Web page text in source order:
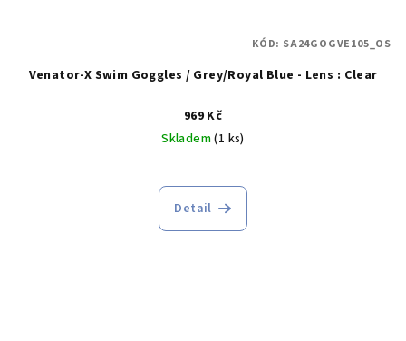
Venator-X Swim Goggles / Grey/Royal Blue - Lens : Clear
969 Kč
Skladem(1 ks)
Detail
KÓD: SA24GOGVE105_OS